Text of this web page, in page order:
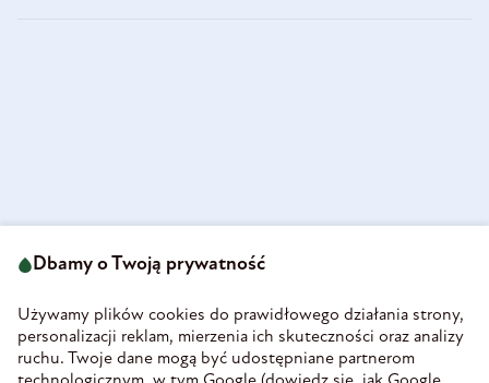
58-160 Świebodzice
REGON 890213034
INFORMACJE
Dbamy o Twoją prywatność
Używamy plików cookies do prawidłowego działania strony,
personalizacji reklam, mierzenia ich skuteczności oraz analizy
ruchu. Twoje dane mogą być udostępniane partnerom